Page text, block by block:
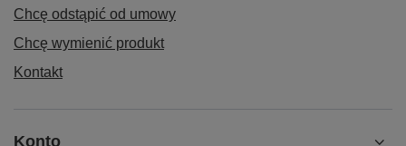
Chcę odstąpić od umowy
Chcę wymienić produkt
Kontakt
Konto